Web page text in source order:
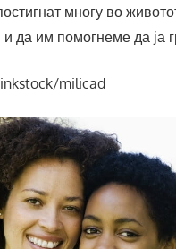
многу во
да им помогнеме да ја
milicad